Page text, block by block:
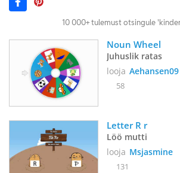
10 000+ tulemust otsingule
Noun Wheel
Juhuslik ratas
looja Aehansen09
58
Letter R r
Löö mutti
looja Msjasmine
131